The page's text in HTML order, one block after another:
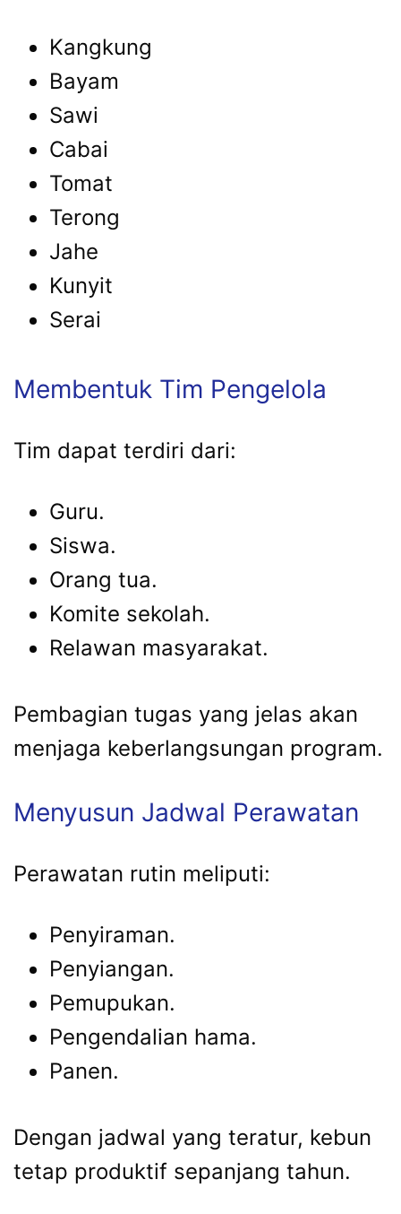
Kangkung
Bayam
Sawi
Cabai
Tomat
Terong
Jahe
Kunyit
Serai
Membentuk Tim Pengelola
Tim dapat terdiri dari:
Guru.
Siswa.
Orang tua.
Komite sekolah.
Relawan masyarakat.
Pembagian tugas yang jelas akan
menjaga keberlangsungan program.
Menyusun Jadwal Perawatan
Perawatan rutin meliputi:
Penyiraman.
Penyiangan.
Pemupukan.
Pengendalian hama.
Panen.
Dengan jadwal yang teratur, kebun
tetap produktif sepanjang tahun.